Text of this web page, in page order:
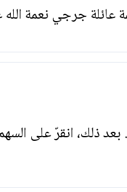
جرجي نعمة الله
بعد ذلك، انقرّ على